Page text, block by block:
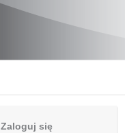
Zaloguj się